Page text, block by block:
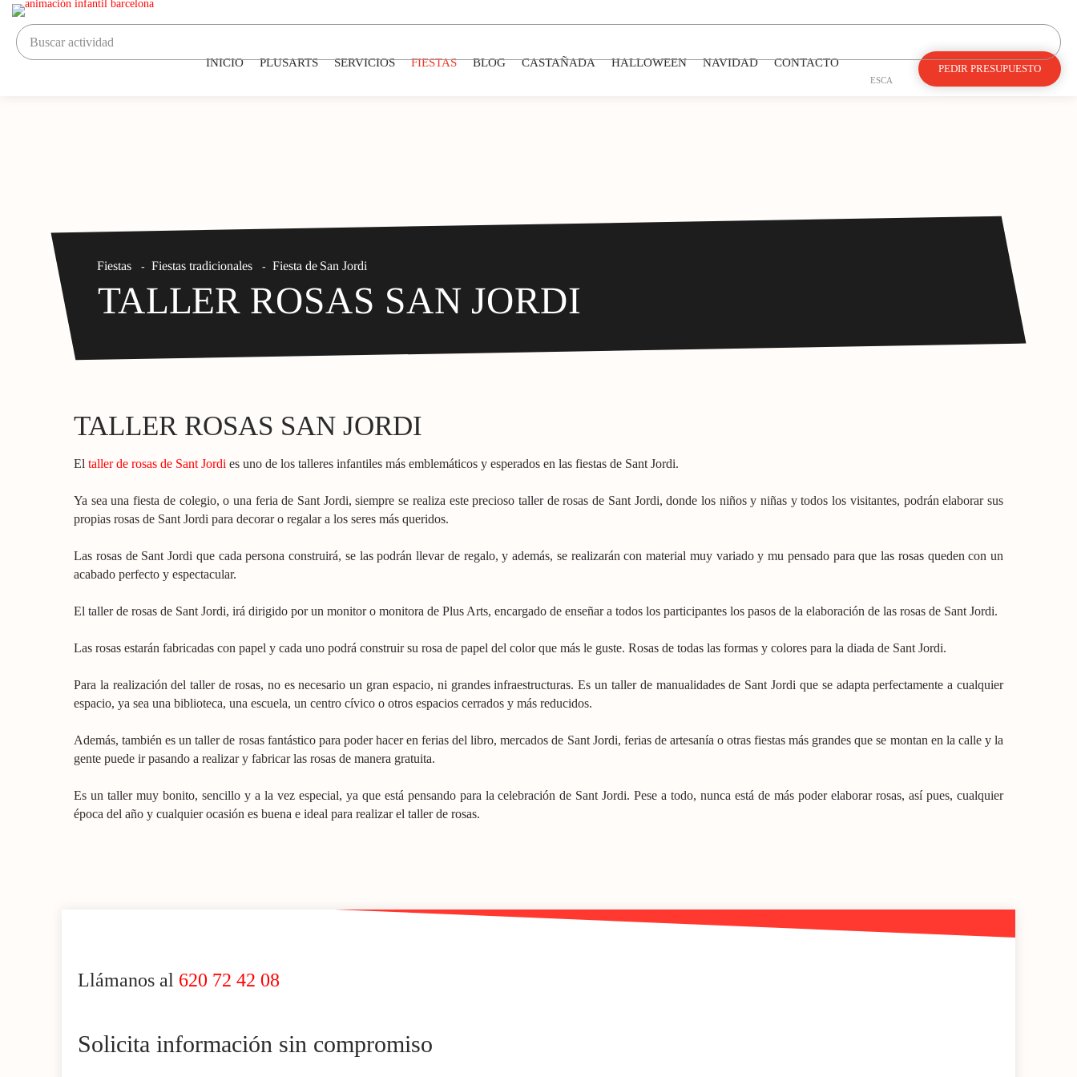
ESCA
PEDIR PRESUPUESTO
INICIO PLUSARTS SERVICIOS FIESTAS BLOG CASTAÑADA HALLOWEEN NAVIDAD CONTACTO
Fiestas - Fiestas tradicionales - Fiesta de San Jordi
TALLER ROSAS SAN JORDI
TALLER ROSAS SAN JORDI
El taller de rosas de Sant Jordi es uno de los talleres infantiles más emblemáticos y esperados en las fiestas de Sant Jordi.
Ya sea una fiesta de colegio, o una feria de Sant Jordi, siempre se realiza este precioso taller de rosas de Sant Jordi, donde los niños y niñas y todos los visitantes, podrán elaborar sus
propias rosas de Sant Jordi para decorar o regalar a los seres más queridos.
Las rosas de Sant Jordi que cada persona construirá, se las podrán llevar de regalo, y además, se realizarán con material muy variado y mu pensado para que las rosas queden con un
acabado perfecto y espectacular.
El taller de rosas de Sant Jordi, irá dirigido por un monitor o monitora de Plus Arts, encargado de enseñar a todos los participantes los pasos de la elaboración de las rosas de Sant Jordi.
Las rosas estarán fabricadas con papel y cada uno podrá construir su rosa de papel del color que más le guste. Rosas de todas las formas y colores para la diada de Sant Jordi.
Para la realización del taller de rosas, no es necesario un gran espacio, ni grandes infraestructuras. Es un taller de manualidades de Sant Jordi que se adapta perfectamente a cualquier
espacio, ya sea una biblioteca, una escuela, un centro cívico o otros espacios cerrados y más reducidos.
Además, también es un taller de rosas fantástico para poder hacer en ferias del libro, mercados de Sant Jordi, ferias de artesanía o otras fiestas más grandes que se montan en la calle y la
gente puede ir pasando a realizar y fabricar las rosas de manera gratuita.
Es un taller muy bonito, sencillo y a la vez especial, ya que está pensando para la celebración de Sant Jordi. Pese a todo, nunca está de más poder elaborar rosas, así pues, cualquier
época del año y cualquier ocasión es buena e ideal para realizar el taller de rosas.
Llámanos al 620 72 42 08
Solicita información sin compromiso